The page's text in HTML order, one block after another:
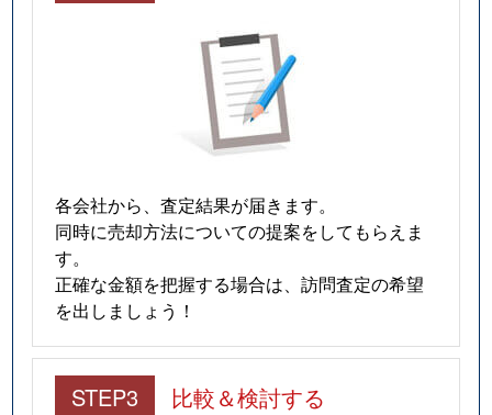
各会社から、査定結果が届きます。
同時に売却方法についての提案をしてもらえま
す。
正確な金額を把握する場合は、訪問査定の希望
を出しましょう！
STEP3 比較＆検討する